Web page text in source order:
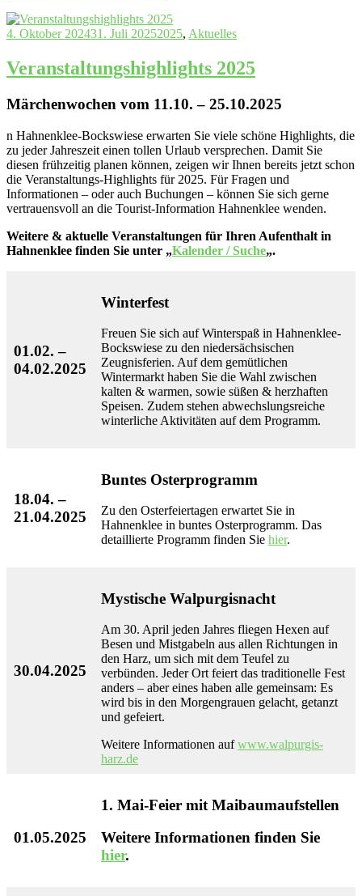
4. Oktober 202431. Juli 20252025, Aktuelles
Veranstaltungshighlights 2025
Märchenwochen vom 11.10. – 25.10.2025
n Hahnenklee-Bockswiese erwarten Sie viele schöne Highlights, die
zu jeder Jahreszeit einen tollen Urlaub versprechen. Damit Sie
diesen frühzeitig planen können, zeigen wir Ihnen bereits jetzt schon
die Veranstaltungs-Highlights für 2025. Für Fragen und
Informationen – oder auch Buchungen – können Sie sich gerne
vertrauensvoll an die Tourist-Information Hahnenklee wenden.
Weitere & aktuelle Veranstaltungen für Ihren Aufenthalt in
Hahnenklee finden Sie unter „Kalender / Suche„.
01.02. –
04.02.2025
Winterfest
Freuen Sie sich auf Winterspaß in Hahnenklee-
Bockswiese zu den niedersächsischen
Zeugnisferien. Auf dem gemütlichen
Wintermarkt haben Sie die Wahl zwischen
kalten & warmen, sowie süßen & herzhaften
Speisen. Zudem stehen abwechslungsreiche
winterliche Aktivitäten auf dem Programm.
18.04. –
21.04.2025
Buntes Osterprogramm
Zu den Osterfeiertagen erwartet Sie in
Hahnenklee in buntes Osterprogramm. Das
detaillierte Programm finden Sie hier.
30.04.2025
Mystische Walpurgisnacht
Am 30. April jeden Jahres fliegen Hexen auf
Besen und Mistgabeln aus allen Richtungen in
den Harz, um sich mit dem Teufel zu
verbünden. Jeder Ort feiert das traditionelle Fest
anders – aber eines haben alle gemeinsam: Es
wird bis in den Morgengrauen gelacht, getanzt
und gefeiert.
Weitere Informationen aufwww.walpurgis-
harz.de
01.05.2025
1. Mai-Feier mit Maibaumaufstellen
Weitere Informationen finden Sie
hier.